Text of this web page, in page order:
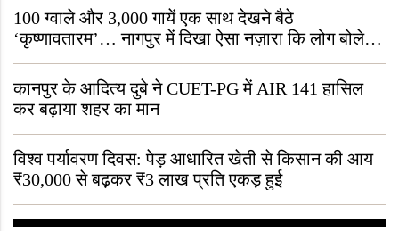
100 ग्वाले और 3,000 गायें एक साथ देखने बैठे
‘कृष्णावतारम’… नागपुर में दिखा ऐसा नज़ारा कि लोग बोले,
“ऐसा तो सिर्फ़ कृष्ण ही कर सकते हैं”
कानपुर के आदित्य दुबे ने CUET-PG में AIR 141 हासिल
कर बढ़ाया शहर का मान
विश्व पर्यावरण दिवस: पेड़ आधारित खेती से किसान की आय
₹30,000 से बढ़कर ₹3 लाख प्रति एकड़ हुई